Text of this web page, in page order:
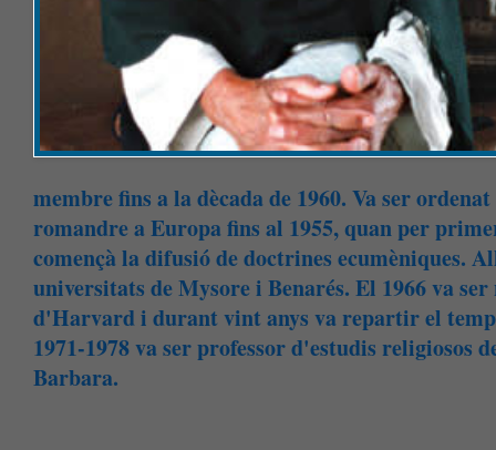
membre fins a la dècada de 1960. Va ser
romandre a Europa fins al 1955, quan per
començà la difusió de doctrines ecumèniques.
universitats de Mysore i Benarés. El 1966 va
d'Harvard i durant vint anys va repartir el
1971-1978 va ser professor d'estudis religiosos
Barbara.